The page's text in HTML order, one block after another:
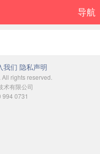
导航
我们 隐私声明
rights reserved.
术有限公司
994 0731